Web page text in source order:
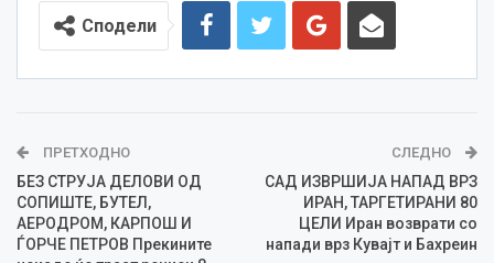
Сподели
ПРЕТХОДНО
БЕЗ СТРУЈА ДЕЛОВИ ОД
СОПИШТЕ, БУТЕЛ,
АЕРОДРОМ, КАРПОШ И
ЃОРЧЕ ПЕТРОВ Прекините
СЛЕДНО
САД ИЗВРШИJA НАПАД ВРЗ
ИРАН, ТАРГЕТИРАНИ 80
ЦЕЛИ Иран возврати со
напади врз Кувајт и Бахреин